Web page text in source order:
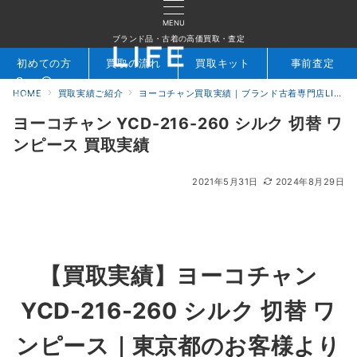
MENU
ブランド品・古着の高価買取・査定
検索 お問合せ
初めての方 買取の流れ 買取キット 事前査定
HOME 買取実績ご紹介 ヨーコチャン買取実績｜ブランド古着専門店LIFE
ヨーコチャン YCD-216-260 シルク 切替 ワ
ンピース 買取実績
2021年5月31日 2024年8月29日
【買取実績】ヨーコチャン
YCD-216-260 シルク 切替 ワ
ンピース｜東京都のお客様より